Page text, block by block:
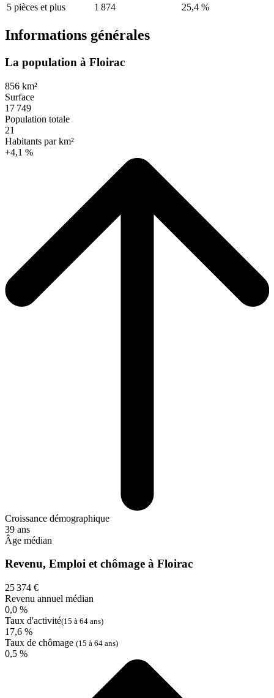
5 pièces et plus
1 874 25,4 %
Informations générales
La population à Floirac
856 km²
Surface
17 749
Population totale
21
Habitants par km²
+4,1 %
Croissance démographique
39 ans
Âge médian
Revenu, Emploi et chômage à Floirac
25 374 €
Revenu annuel médian
0,0 %
Taux d'activité(15 à 64 ans)
17,6 %
Taux de chômage (15 à 64 ans)
0,5 %